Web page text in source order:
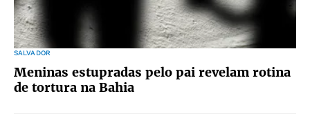
SALVADOR
Meninas estupradas pelo pai revelam rotina
de tortura na Bahia